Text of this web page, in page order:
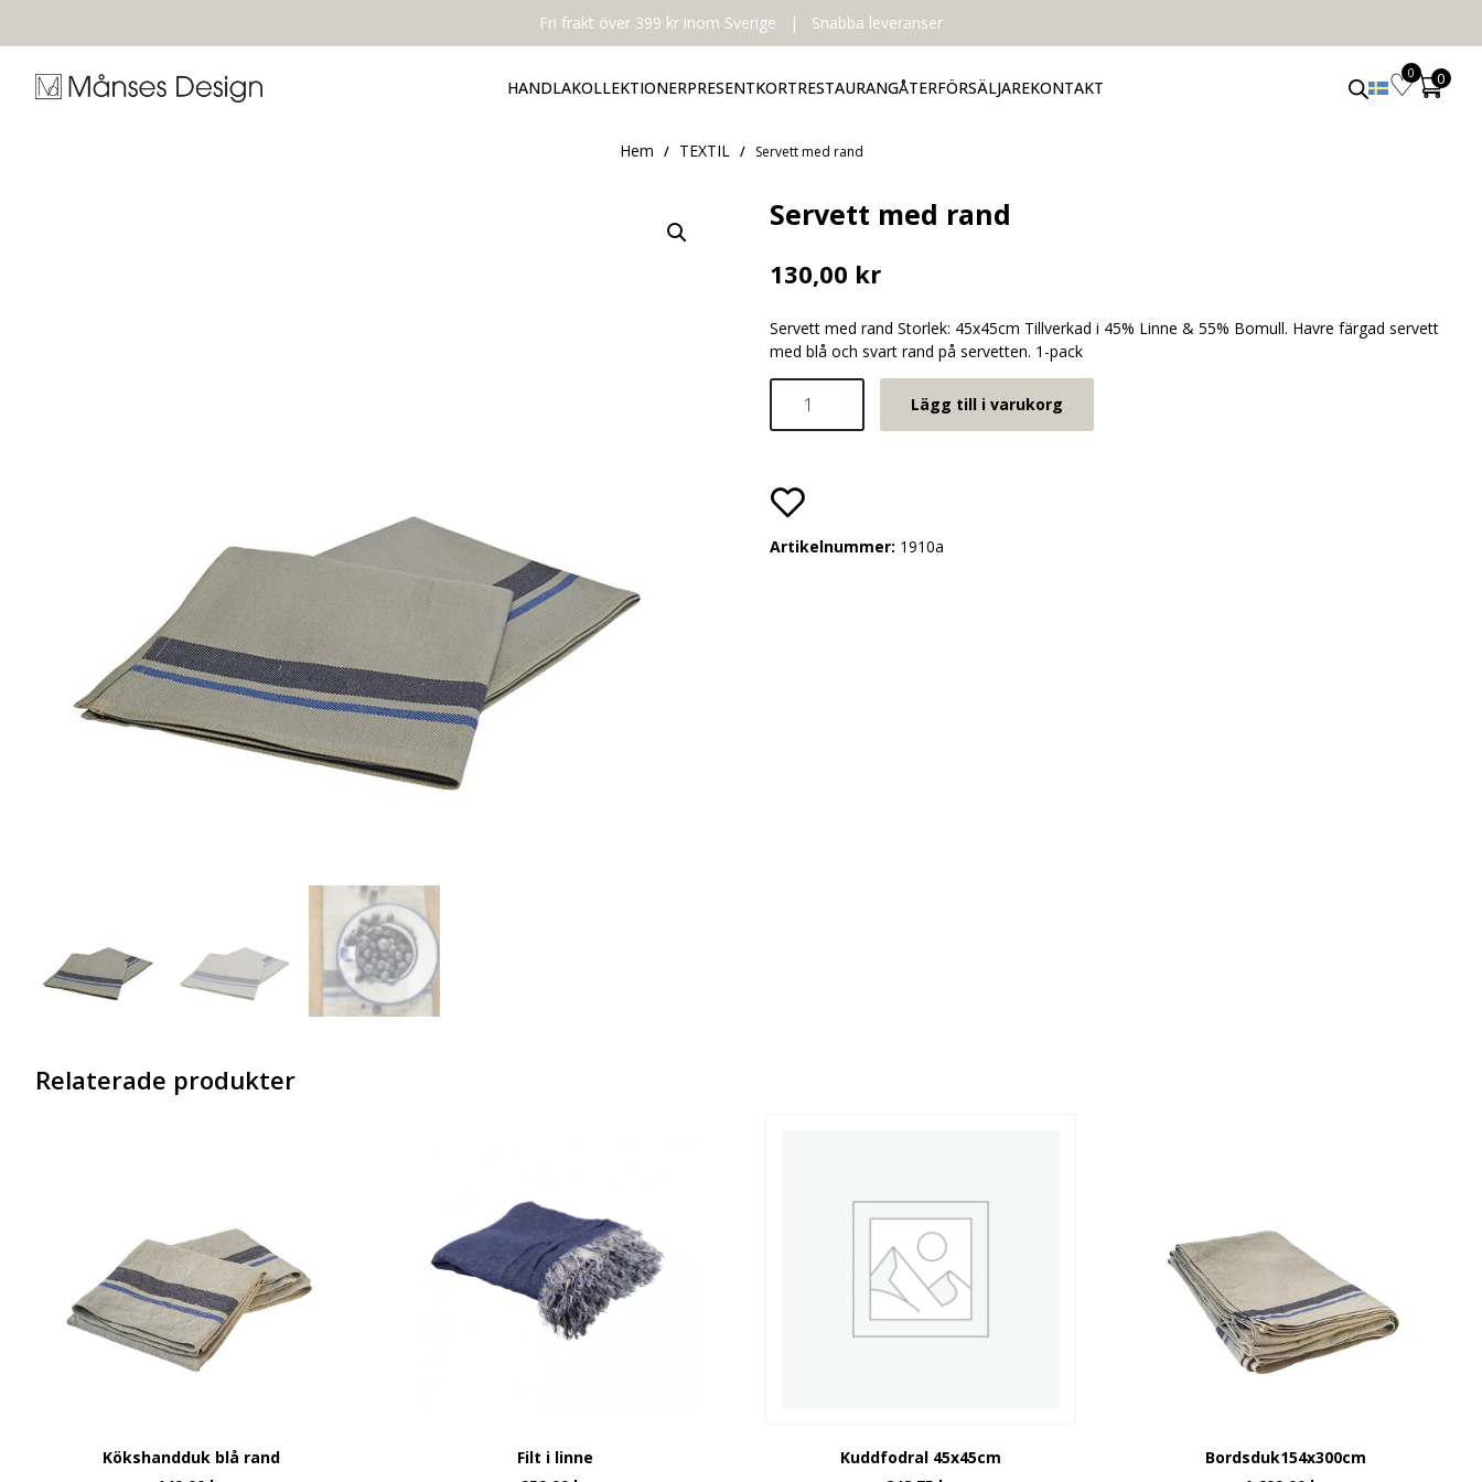
Fri frakt över 399 kr inom Sverige | Snabba leveranser
HANDLAKOLLEKTIONERPRESENTKORTRESTAURANGÅTERFÖRSÄLJAREKONTAKT 0
Hem / TEXTIL / Servett med rand
Servett med rand
130,00 kr
Servett med rand Storlek: 45x45cm Tillverkad i 45% Linne & 55% Bomull. Havre färgad servett
med blå och svart rand på servetten. 1-pack
Servett
rand
Lägg till i varukorg
Artikelnummer: 1910a
Relaterade produkter
Kökshandduk blå rand
Filt i linne
Kuddfodral 45x45cm
Bordsduk154x300cm